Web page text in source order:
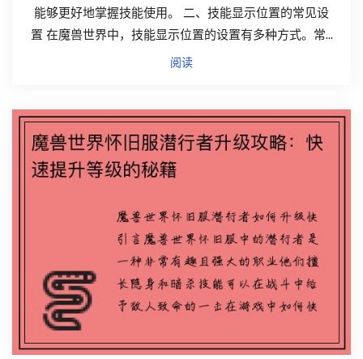
能够更好地掌握技能使用。 二、技能显示位置的常见设
置 在魔兽世界中，技能显示位置的设置有多种方式。常...
阅读